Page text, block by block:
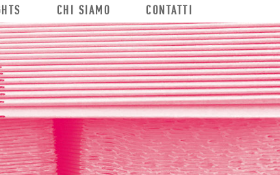
CHI SIAMO CONTATTI